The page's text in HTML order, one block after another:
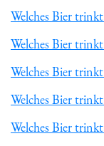
Welches Bier
Welches Bier
Welches Bier
Welches Bier
Welches Bier